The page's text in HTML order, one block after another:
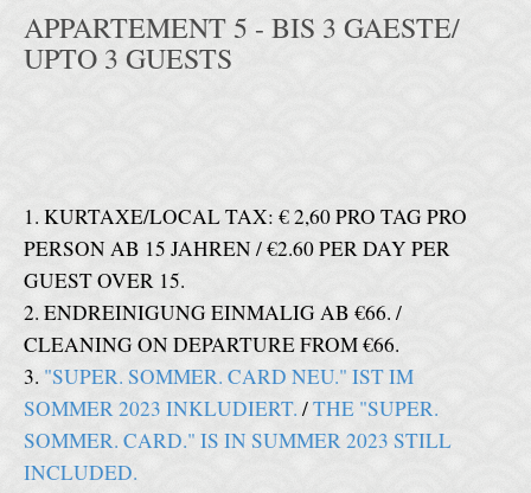
APPARTEMENT 5 - BIS 3 GAESTE/
UPTO 3 GUESTS
1. KURTAXE/LOCAL TAX: € 2,60 PRO TAG PRO
PERSON AB 15 JAHREN / €2.60 PER DAY PER
GUEST OVER 15.
2. ENDREINIGUNG EINMALIG AB €66. /
CLEANING ON DEPARTURE FROM €66.
3. "SUPER. SOMMER. CARD NEU." IST IM
SOMMER 2023 INKLUDIERT. /THE "SUPER.
SOMMER. CARD." IS IN SUMMER 2023 STILL
INCLUDED.